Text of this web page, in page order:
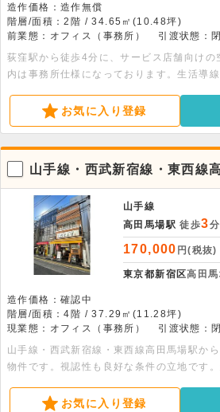
造作価格：造作無償
階層/面積：2階 / 34.65㎡(10.48坪)
前業態：オフィス（事務所）
引渡状態：
荻窪駅から徒歩4分に、サービス店舗向けの
内は事務所仕様になっております。生活導
もおすすめの物件です。内見も可能ですの
ださい。
お気に入り登録
山手線・西武新宿線・東西線
4階店舗物件。
山手線
高田馬場駅 徒歩3分
170,000 円(税抜)
東京都新宿区高田馬
造作価格：確認中
階層/面積：4階 / 37.29㎡(11.28坪)
現業態：オフィス（事務所）
引渡状態：
山手線・西武新宿線・東西線高田馬場駅か
物件です。視認性も良好な条件の立地です
つきましてはお問い合わせください。
お気に入り登録